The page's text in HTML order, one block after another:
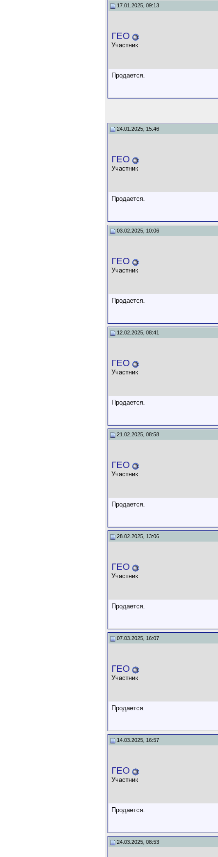
17.01.2025, 09:13
ГЕО
Участник
Продается.
24.01.2025, 15:46
ГЕО
Участник
Продается.
03.02.2025, 10:06
ГЕО
Участник
Продается.
12.02.2025, 08:41
ГЕО
Участник
Продается.
21.02.2025, 08:58
ГЕО
Участник
Продается.
28.02.2025, 13:06
ГЕО
Участник
Продается.
07.03.2025, 16:07
ГЕО
Участник
Продается.
14.03.2025, 16:57
ГЕО
Участник
Продается.
24.03.2025, 08:53